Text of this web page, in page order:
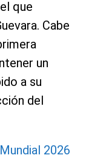
que
Cabe
un
a su
del
2026